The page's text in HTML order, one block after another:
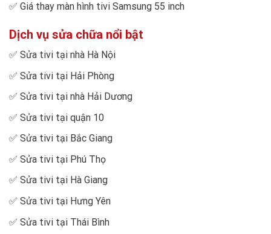
✅ Giá thay màn hình tivi Samsung 55 inch
Dịch vụ sửa chữa nổi bật
✅ Sửa tivi tại nhà Hà Nội
✅ Sửa tivi tại Hải Phòng
✅ Sửa tivi tại nhà Hải Dương
✅ Sửa tivi tại quận 10
✅ Sửa tivi tại Bắc Giang
✅ Sửa tivi tại Phú Thọ
✅ Sửa tivi tại Hà Giang
✅ Sửa tivi tại Hưng Yên
✅ Sửa tivi tại Thái Bình